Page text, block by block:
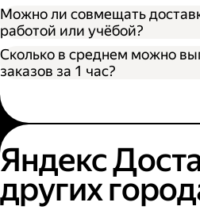
Можно ли совмещать
работой или учёбой?
Сколько в среднем можно
заказов за 1 час?
Яндекс
других